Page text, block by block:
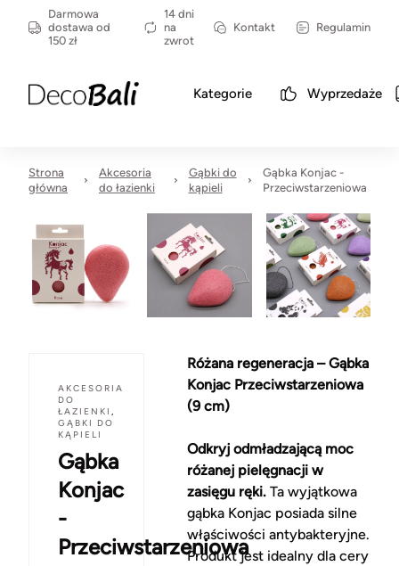
Darmowa
dostawa od
150 zł
14 dni
na
zwrot
Kontakt Regulamin
Kategorie Wyprzedaże
Strona
główna
Akcesoria
do łazienki
Gąbki do
kąpieli
Gąbka Konjac -
Przeciwstarzeniowa
AKCESORIA
DO
ŁAZIENKI ,
GĄBKI DO
KĄPIELI
Gąbka
Konjac
-
Przeciwstarzeniowa
Różana regeneracja – Gąbka
Konjac Przeciwstarzeniowa
(9 cm)
Odkryj odmładzającą moc
różanej pielęgnacji w
zasięgu ręki.Ta wyjątkowa
gąbka Konjac posiada silne
właściwości antybakteryjne.
Produkt jest idealny dla cery